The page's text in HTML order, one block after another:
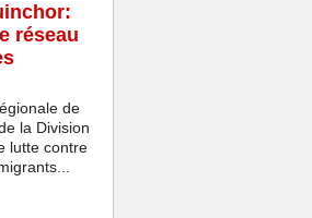
réseau
de
la Division
lutte contre